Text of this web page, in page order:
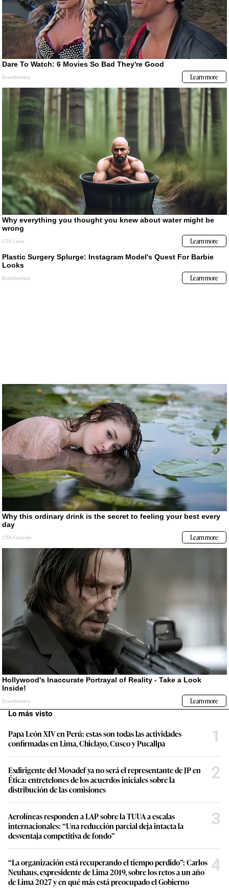
Lo más visto
Papa León XIV en Perú: estas son todas las actividades
confirmadas en Lima, Chiclayo, Cusco y Pucallpa
1
Exdirigente del Movadef ya no será el representante de JP en
Ética: entretelones de los acuerdos iniciales sobre la
distribución de las comisiones
2
Aerolíneas responden a LAP sobre la TUUA a escalas
internacionales: “Una reducción parcial deja intacta la
desventaja competitiva de fondo”
3
“La organización está recuperando el tiempo perdido”: Carlos
Neuhaus, expresidente de Lima 2019, sobre los retos a un año
de Lima 2027 y en qué más está preocupado el Gobierno
4